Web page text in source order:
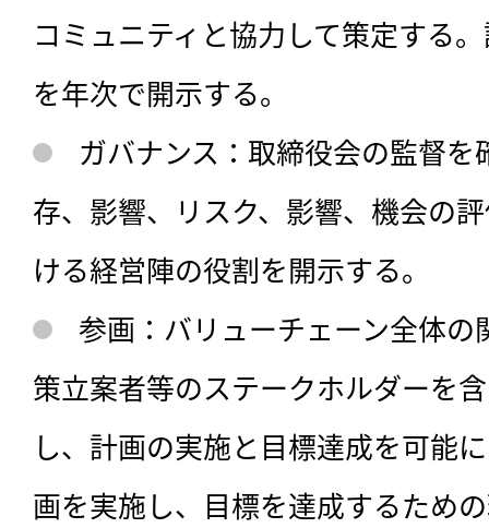
コミュニティと協力して策定する
を年次で開示する。
ガバナンス：取締役会の監督
存、影響、リスク、影響、機会の
ける経営陣の役割を開示する。
参画：バリューチェーン全体
策立案者等のステークホルダーを
し、計画の実施と目標達成を可能
画を実施し、目標を達成するため